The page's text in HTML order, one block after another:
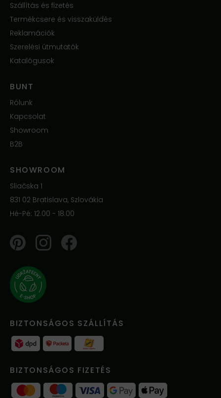
Szállítás és fizetés
Termékcsere és visszaküldés
Reklamációk
Szerelési útmutatók
Katalógusok
BUNT
Rólunk
Kapcsolat
Showroom
B2B
SHOWROOM
Sliačska 1
831 02 Bratislava, Szlovákia
Hé-Pé: 12.00 - 18.00
PinterestInstagramFacebook
BIZTONSÁGOS SZÁLLÍTÁS
BIZTONSÁGOS FIZETÉS